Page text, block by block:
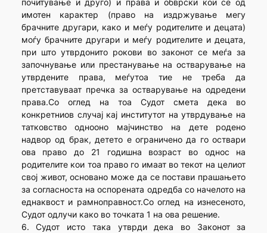
почитување и друго) и права и обврски кои се од
имотен карактер (право на издржување мегу
брачните другари, како и меѓу родителите и децата)
моѓу брачните другари и меѓу родителите и децата,
при што утврдонито рокови во законот се меѓа за
започнување или престанување на остварување на
утврдените права, меѓутоа тие не треба да
претставуваат пречка за остварување на одредени
права.Со оглед на тоа Судот смета дека во
конкретниов случај кај институтот на утврдување на
татковство однооно мајчинство на дете родено
надвор од брак, детето е ограничено да го оствари
ова право до 21 годишна возраст во однос на
родителите кои тоа право го имаат во текот на целиот
свој живот, основано може да се постави прашањето
за согласноста на оспорената одредба со начелото на
еднаквост и рамноправност.Со оглед на изнесеното,
Судот одлучи како во точката 1 на ова решение.
6. Судот исто така утврди дека во Законот за